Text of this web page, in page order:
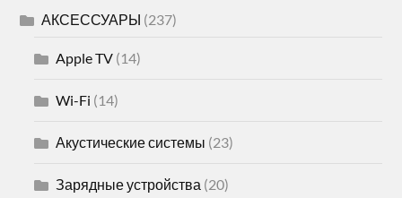
АКСЕССУАРЫ (237)
Apple TV (14)
Wi-Fi (14)
Акустические системы (23)
Зарядные устройства (20)